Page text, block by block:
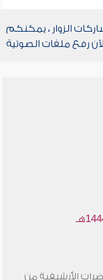
الزوار ، يمكنكم
رفع ملفات الصوتية
الأرشيفية من